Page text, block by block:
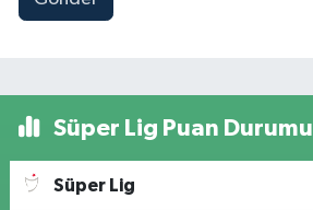
Süper Lig Puan Durumu
Süper Lig